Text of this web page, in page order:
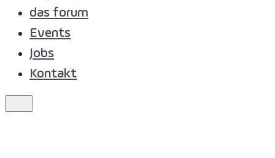
das forum
Events
Jobs
Kontakt